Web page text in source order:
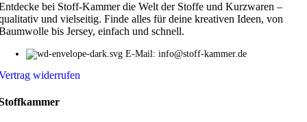
bei Stoff-Kammer die Welt der Stoffe und Kurzwaren –
und vielseitig. Finde alles für deine kreativen Ideen, von
bis Jersey, einfach und schnell.
E-Mail: info@stoff-kammer.de
widerrufen